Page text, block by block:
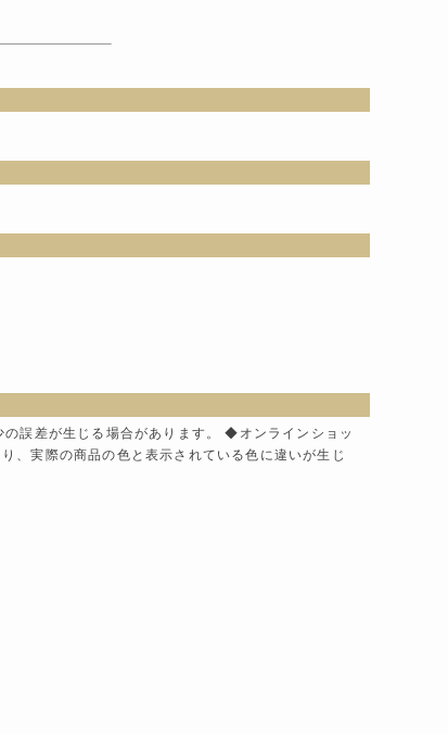
誤差が生じる場合があります。 ◆オンラインショッ
、実際の商品の色と表示されている色に違いが生じ